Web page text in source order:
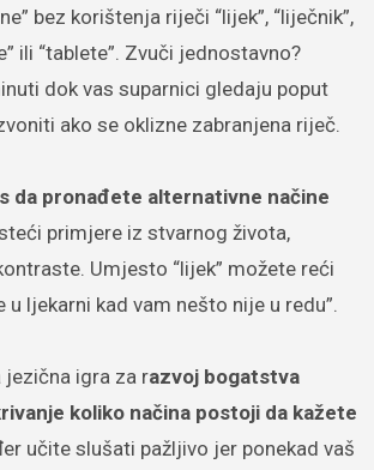
bez korištenja riječi “lijek”, “liječnik”,
ili “tablete”. Zvuči jednostavno?
dok vas suparnici gledaju poput
ako se oklizne zabranjena riječ.
da pronađete alternativne načine
primjere iz stvarnog života,
Umjesto “lijek” možete reći
u ljekarni kad vam nešto nije u redu”.
igra za razvoj bogatstva
koliko načina postoji da kažete
učite slušati pažljivo jer ponekad vaš